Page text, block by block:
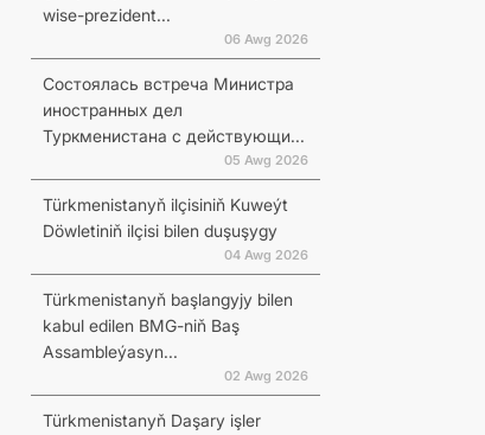
wise-prezident...
06 Awg 2026
Состоялась встреча Министра
иностранных дел
Туркменистана с действующи...
05 Awg 2026
Türkmenistanyň ilçisiniň Kuweýt
Döwletiniň ilçisi bilen duşuşygy
04 Awg 2026
Türkmenistanyň başlangyjy bilen
kabul edilen BMG-niň Baş
Assambleýasyn...
02 Awg 2026
Türkmenistanyň Daşary işler